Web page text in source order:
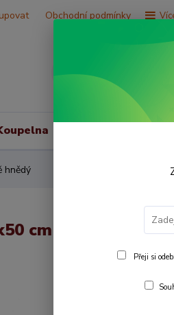
Obchodní podmínky
hnědý
cm tmavě hnědý
Přeji si